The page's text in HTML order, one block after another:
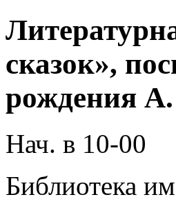
сказок»,
рождения
Нач. в 10-00
Библиотека